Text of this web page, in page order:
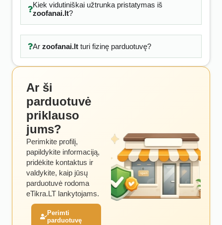
Kiek vidutiniškai užtrunka pristatymas iš
zoofanai.lt?
Ar zoofanai.ltturi fizinę parduotuvę?
Ar ši
parduotuvė
priklauso
jums?
Perimkite profilį,
papildykite informaciją,
pridėkite kontaktus ir
valdykite, kaip jūsų
parduotuvė rodoma
eTikra.LT lankytojams.
Perimti
parduotuvę